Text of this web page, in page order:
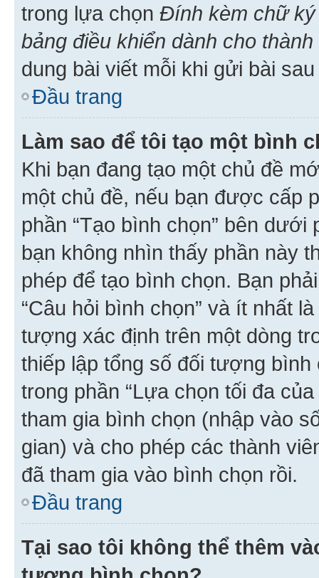
trong lựa chọn Đính kèm chữ
bảng điều khiển dành cho
dung bài viết mỗi khi gửi bài sau
Đầu trang
Làm sao để tôi tạo một bình
Khi bạn đang tạo một chủ đề
một chủ đề, nếu bạn được cấp
phần “Tạo bình chọn” bên
bạn không nhìn thấy phần này
phép để tạo bình chọn. Bạn
“Câu hỏi bình chọn” và ít nhất
tượng xác định trên một dòng
thiếp lập tổng số đối tượng
trong phần “Lựa chọn tối đa
tham gia bình chọn (nhập vào
gian) và cho phép các thành
đã tham gia vào bình chọn rồi.
Đầu trang
Tại sao tôi không thể thêm